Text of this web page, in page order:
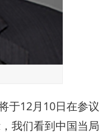
于12月10日在参议
我们看到中国当局